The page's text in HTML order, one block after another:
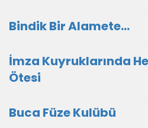
Bindik Bir Alamete...
İmza Kuyruklarında
Ötesi
Buca Füze Kulübü